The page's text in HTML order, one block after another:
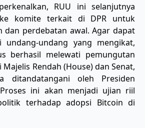
RUU ini selanjutnya
komite terkait di DPR untuk
dan perdebatan awal. Agar dapat
undang-undang yang mengikat,
berhasil melewati pemungutan
Rendah (House) dan Senat,
ditandatangani oleh Presiden
ini akan menjadi ujian riil
terhadap adopsi Bitcoin di